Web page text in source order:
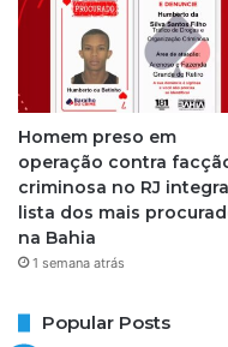
Homem preso em
operação contra
criminosa no RJ
lista dos mais
na Bahia
1 semana atrás
Popular Posts